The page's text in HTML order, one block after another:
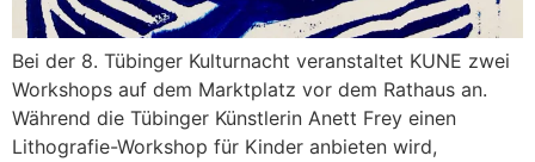
Bei der 8. Tübinger Kulturnacht veranstaltet KUNE zwei
Workshops auf dem Marktplatz vor dem Rathaus an.
Während die Tübinger Künstlerin Anett Frey einen
Lithografie-Workshop für Kinder anbieten wird,